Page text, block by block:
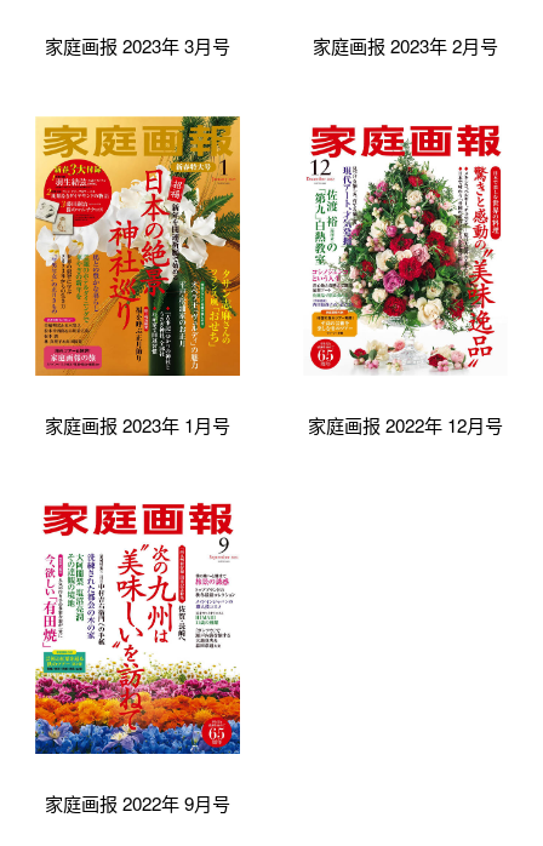
家庭画报 2023年 3月号 家庭画报 2023年 2月号
家庭画报 2023年 1月号 家庭画报 2022年 12月号
家庭画报 2022年 9月号